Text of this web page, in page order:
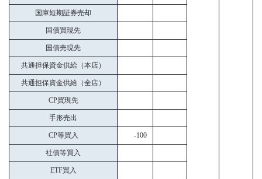
国庫短期証券売却
国債買現先
国債売現先
共通担保資金供給（本店）
共通担保資金供給（全店）
CP買現先
手形売出
CP等買入 -100
社債等買入
ETF買入